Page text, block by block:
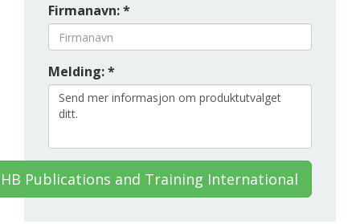
Firmanavn: *
Melding: *
Publications and Training International